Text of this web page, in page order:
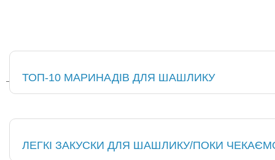
ТОП-10 МАРИНАДІВ ДЛЯ ШАШЛИКУ
ЛЕГКІ ЗАКУСКИ ДЛЯ ШАШЛИКУ/ПОКИ